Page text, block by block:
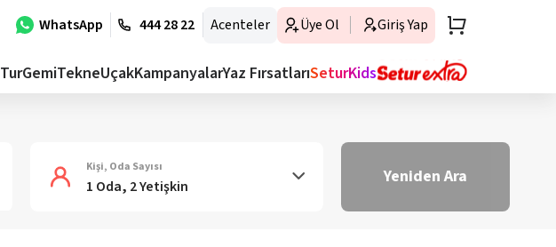
WhatsApp 444 28 22 Acenteler Üye Ol Giriş Yap
TurGemiTekneUçakKampanyalarYaz FırsatlarıSeturKids
Kişi, Oda Sayısı
1 Oda, 2 Yetişkin Yeniden Ara